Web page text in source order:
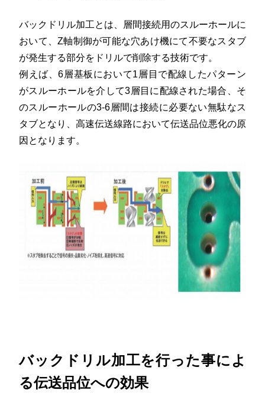
バックドリル加工とは、層間接続用のスルーホールに
おいて、Z軸制御が可能な穴あけ機にて不要なスタブ
が発生する部分をドリルで削除する技術です。
例えば、6層基板において1層目で配線したパターン
がスルーホールを介して3層目に配線された場合、そ
のスルーホールの3-6層間は接続に必要ない無駄なス
タブとなり、高速伝送線路において伝送品位悪化の原
因となります。
バックドリル加工を行った事によ
る伝送品位への効果